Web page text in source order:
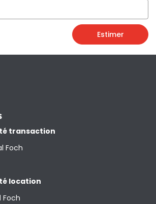
Estimer
transaction
Foch
location
Foch